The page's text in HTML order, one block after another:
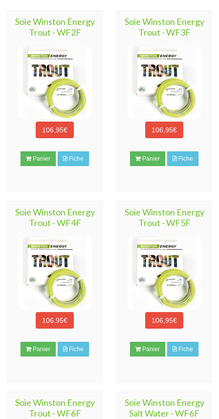
Soie Winston Energy
Trout - WF2F
106,95€
Panier Fiche
Soie Winston Energy
Trout - WF3F
106,95€
Panier Fiche
Soie Winston Energy
Trout - WF4F
106,95€
Panier Fiche
Soie Winston Energy
Trout - WF5F
106,95€
Panier Fiche
Soie Winston Energy
Trout - WF6F
Soie Winston Energy
Salt Water - WF6F